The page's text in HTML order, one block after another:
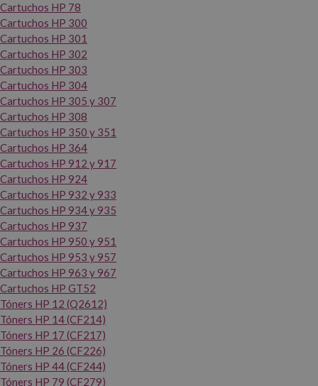
Cartuchos HP 78
Cartuchos HP 300
Cartuchos HP 301
Cartuchos HP 302
Cartuchos HP 303
Cartuchos HP 304
Cartuchos HP 305 y 307
Cartuchos HP 308
Cartuchos HP 350 y 351
Cartuchos HP 364
Cartuchos HP 912 y 917
Cartuchos HP 924
Cartuchos HP 932 y 933
Cartuchos HP 934 y 935
Cartuchos HP 937
Cartuchos HP 950 y 951
Cartuchos HP 953 y 957
Cartuchos HP 963 y 967
Cartuchos HP GT52
Tóners HP 12 (Q2612)
Tóners HP 14 (CF214)
Tóners HP 17 (CF217)
Tóners HP 26 (CF226)
Tóners HP 44 (CF244)
Tóners HP 79 (CF279)